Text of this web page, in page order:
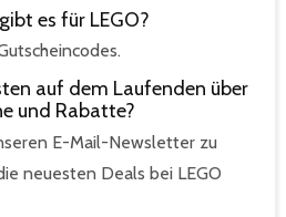
es für LEGO?
auf dem Laufenden über
und Rabatte?
E-Mail-Newsletter zu
neuesten Deals bei LEGO